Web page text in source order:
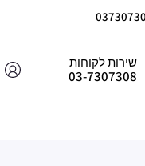
שירות לקוחות
03-7307308